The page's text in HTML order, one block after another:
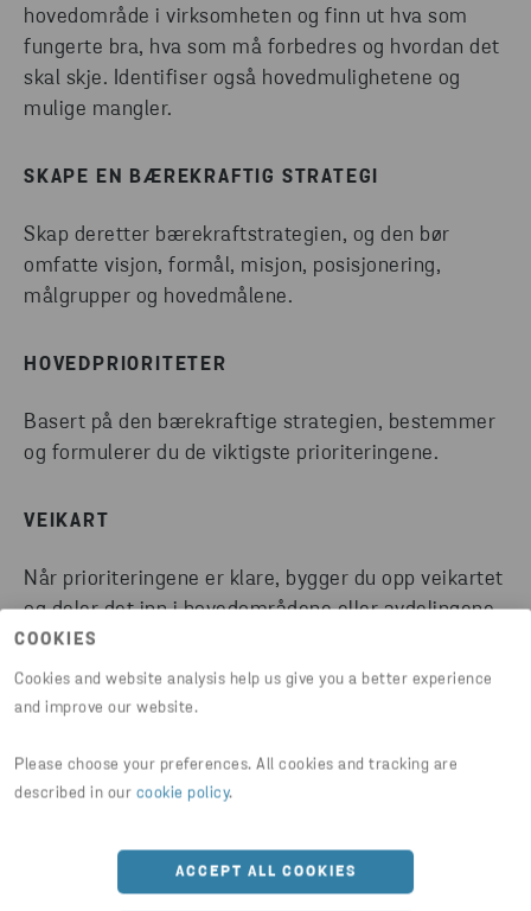
COOKIES
Cookies and website analysis help us give you a better experience
and improve our website.
Please choose your preferences. All cookies and tracking are
described in our cookie policy.
ACCEPT ALL COOKIES
hovedområde i virksomheten og finn ut hva som
fungerte bra, hva som må forbedres og hvordan det
skal skje. Identifiser også hovedmulighetene og
mulige mangler.
SKAPE EN BÆREKRAFTIG STRATEGI
Skap deretter bærekraftstrategien, og den bør
omfatte visjon, formål, misjon, posisjonering,
målgrupper og hovedmålene.
HOVEDPRIORITETER
Basert på den bærekraftige strategien, bestemmer
og formulerer du de viktigste prioriteringene.
VEIKART
Når prioriteringene er klare, bygger du opp veikartet
og deler det inn i hovedområdene eller avdelingene.
VEILEDENDE PRINSIPPER
prinsippene som omfatter dine standpunkt og
verdier, og som veileder organisasjonen. ​